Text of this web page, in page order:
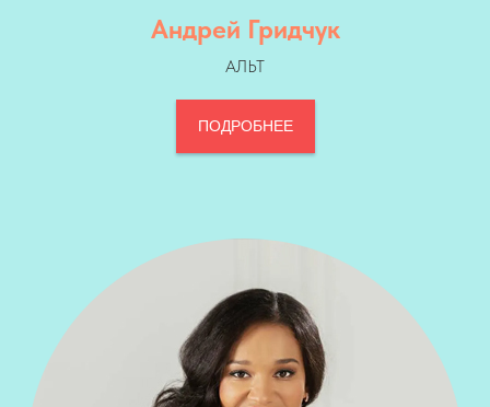
Андрей Гридчук
АЛЬТ
ПОДРОБНЕЕ